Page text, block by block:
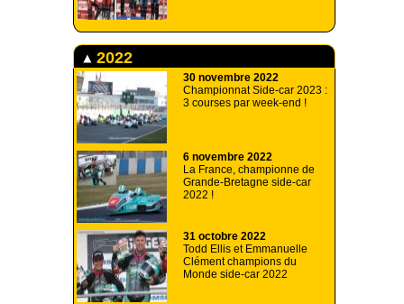
2022
30 novembre 2022
Championnat Side-car 2023 :
3 courses par week-end !
6 novembre 2022
La France, championne de
Grande-Bretagne side-car
2022 !
31 octobre 2022
Todd Ellis et Emmanuelle
Clément champions du
Monde side-car 2022